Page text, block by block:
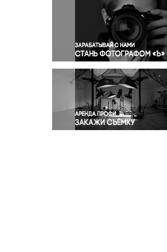
Окружающая среда
Политика
Правосудие
Происшествия и конфликты
Религия
Светская жизнь
Спорт
Экология
Экономика и бизнес